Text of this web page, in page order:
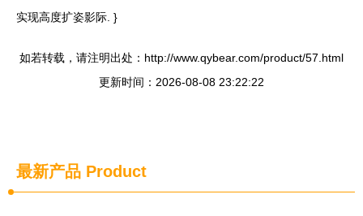
实现高度扩姿影际. }
如若转载，请注明出处：http://www.qybear.com/product/57.html
更新时间：2026-08-08 23:22:22
最新产品 Product